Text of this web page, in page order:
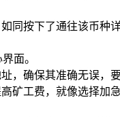
同按下了通往该币种
面。
，确保其准确无误，
矿工费，就像选择加